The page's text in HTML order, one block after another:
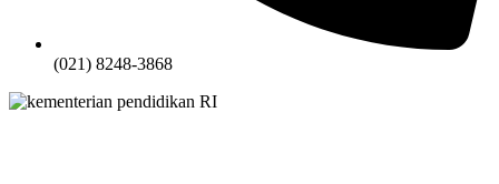
(021) 8248-3868